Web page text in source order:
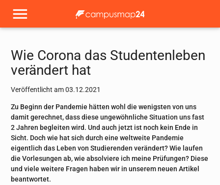
Wie Corona das Studentenleben
verändert hat
Veröffentlicht am 03.12.2021
Zu Beginn der Pandemie hätten wohl die wenigsten von uns
damit gerechnet, dass diese ungewöhnliche Situation uns fast
2 Jahren begleiten wird. Und auch jetzt ist noch kein Ende in
Sicht. Doch wie hat sich durch eine weltweite Pandemie
eigentlich das Leben von Studierenden verändert? Wie laufen
die Vorlesungen ab, wie absolviere ich meine Prüfungen? Diese
und viele weitere Fragen haben wir in unserem neuen Artikel
beantwortet.